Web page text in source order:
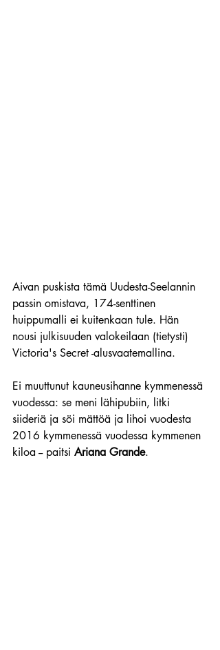
Aivan puskista tämä Uudesta-Seelannin
passin omistava, 174-senttinen
huippumalli ei kuitenkaan tule. Hän
nousi julkisuuden valokeilaan (tietysti)
Victoria's Secret -alusvaatemallina.
Ei muuttunut kauneusihanne kymmenessä
vuodessa: se meni lähipubiin, litki
siideriä ja söi mättöä ja lihoi vuodesta
2016 kymmenessä vuodessa kymmenen
kiloa -- paitsi Ariana Grande.